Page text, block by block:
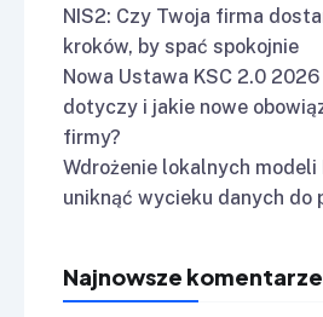
NIS2: Czy Twoja firma
kroków, by spać spokojnie
Nowa Ustawa KSC 2.0
dotyczy i jakie nowe
firmy?
Wdrożenie lokalnych modeli
uniknąć wycieku danych do
Najnowsze komentarze